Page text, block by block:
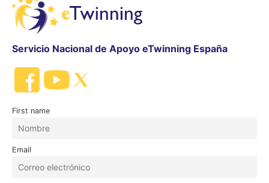
Servicio Nacional de Apoyo eTwinning España
First name
Email